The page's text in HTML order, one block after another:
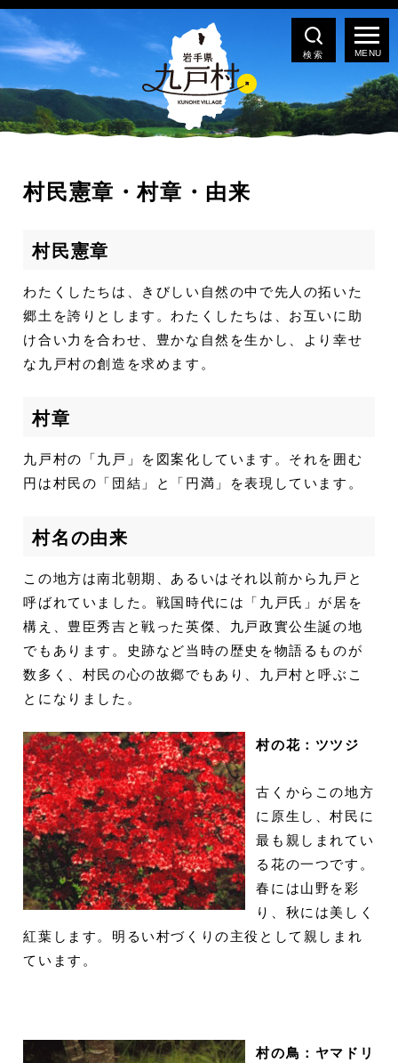
検索
村民憲章・村章・由来
村民憲章
わたくしたちは、きびしい自然の中で先人の拓いた
郷土を誇りとします。わたくしたちは、お互いに助
け合い力を合わせ、豊かな自然を生かし、より幸せ
な九戸村の創造を求めます。
村章
九戸村の「九戸」を図案化しています。それを囲む
円は村民の「団結」と「円満」を表現しています。
村名の由来
この地方は南北朝期、あるいはそれ以前から九戸と
呼ばれていました。戦国時代には「九戸氏」が居を
構え、豊臣秀吉と戦った英傑、九戸政實公生誕の地
でもあります。史跡など当時の歴史を物語るものが
数多く、村民の心の故郷でもあり、九戸村と呼ぶこ
とになりました。
村の花：ツツジ
古くからこの地方
に原生し、村民に
最も親しまれてい
る花の一つです。
春には山野を彩
り、秋には美しく
紅葉します。明るい村づくりの主役として親しまれ
ています。
村の鳥：ヤマドリ